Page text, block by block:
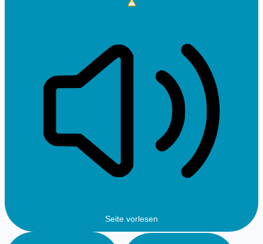
Seite vorlesen